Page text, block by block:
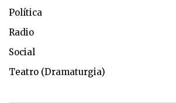
Política
Radio
Social
Teatro (Dramaturgia)